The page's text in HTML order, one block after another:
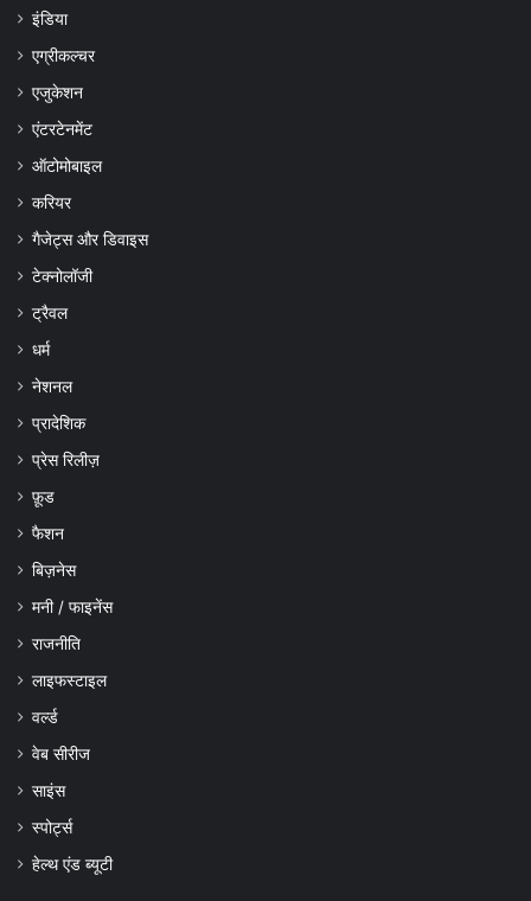
इंडिया
एग्रीकल्चर
एजुकेशन
एंटरटेनमेंट
ऑटोमोबाइल
करियर
गैजेट्स और डिवाइस
टेक्नोलॉजी
ट्रैवल
धर्म
नेशनल
प्रादेशिक
प्रेस रिलीज़
फ़ूड
फैशन
बिज़नेस
मनी / फाइनेंस
राजनीति
लाइफस्टाइल
वर्ल्ड
वेब सीरीज
साइंस
स्पोर्ट्स
हेल्थ एंड ब्यूटी